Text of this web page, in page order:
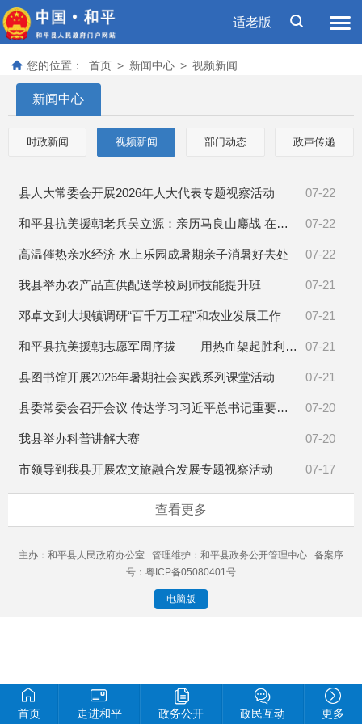
适老版
您的位置： 首页 > 新闻中心 > 视频新闻
新闻中心
时政新闻 视频新闻 部门动态 政声传递
07-22
县人大常委会开展2026年人大代表专题视察活动
07-22
和平县抗美援朝老兵吴立源：亲历马良山鏖战 在炮火中坚守阵地
07-22
高温催热亲水经济 水上乐园成暑期亲子消暑好去处
07-21
我县举办农产品直供配送学校厨师技能提升班
07-21
邓卓文到大坝镇调研“百千万工程”和农业发展工作
07-21
和平县抗美援朝志愿军周序拔——用热血架起胜利线的通讯兵
07-21
县图书馆开展2026年暑期社会实践系列课堂活动
07-20
县委常委会召开会议 传达学习习近平总书记重要讲话精神
07-20
我县举办科普讲解大赛
07-17
市领导到我县开展农文旅融合发展专题视察活动
查看更多
主办：和平县人民政府办公室 管理维护：和平县政务公开管理中心 备案序
号：粤ICP备05080401号
电脑版
首页 走进和平 政务公开 政民互动 更多